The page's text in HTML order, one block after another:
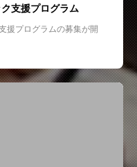
支援プログラム
援プログラムの募集が開